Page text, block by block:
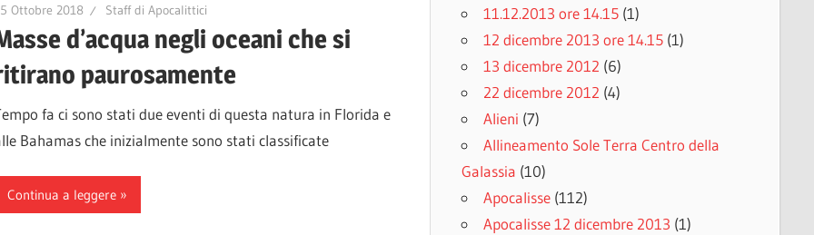
Ottobre 2018 Staff di Apocalittici
d’acqua negli oceani che si
paurosamente
fa ci sono stati due eventi di questa natura in Florida e
Bahamas che inizialmente sono stati classificate
Continua a leggere
11.12.2013 ore 14.15(1)
12 dicembre 2013 ore 14.15(1)
13 dicembre 2012 (6)
22 dicembre 2012 (4)
Alieni (7)
Allineamento Sole Terra Centro della
Galassia (10)
Apocalisse(112)
Apocalisse 12 dicembre 2013 (1)